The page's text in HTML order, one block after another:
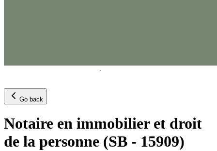
Go back
Notaire en immobilier et droit
de la personne (SB - 15909)